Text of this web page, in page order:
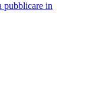
pubblicare in